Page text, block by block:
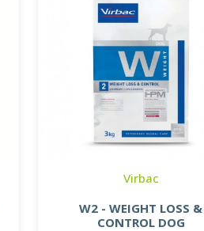
Virbac
W2 - WEIGHT LOSS &
CONTROL DOG